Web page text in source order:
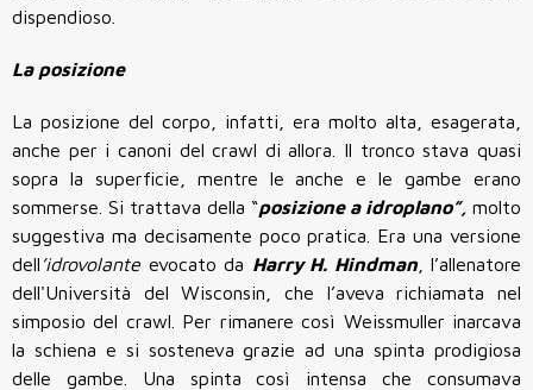
dispendioso.
La posizione
La posizione del corpo, infatti, era molto alta, esagerata,
anche per i canoni del crawl di allora. Il tronco stava quasi
sopra la superficie, mentre le anche e le gambe erano
sommerse. Si trattava della “posizione a idroplano”, molto
suggestiva ma decisamente poco pratica. Era una versione
dell ’idrovolante evocato da Harry H. Hindman, l’allenatore
dell'Università del Wisconsin, che l’aveva richiamata nel
simposio del crawl. Per rimanere così Weissmuller inarcava
la schiena e si sosteneva grazie ad una spinta prodigiosa
delle gambe. Una spinta così intensa che consumava